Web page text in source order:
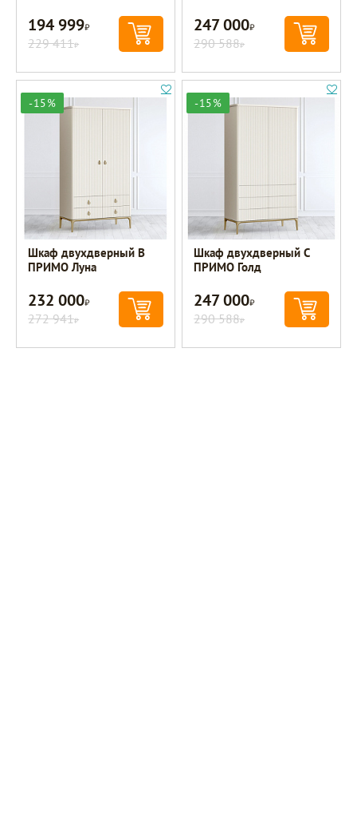
194 999Р
229 411Р
247 000Р
290 588Р
-15%
Шкаф двухдверный B
ПРИМО Луна
232 000Р
272 941Р
-15%
Шкаф двухдверный С
ПРИМО Голд
247 000Р
290 588Р